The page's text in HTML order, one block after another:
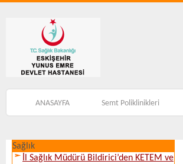
ANASAYFA Semt Poliklinikleri
Sağlık
İl Sağlık Müdürü Bildirici’den KETEM ve